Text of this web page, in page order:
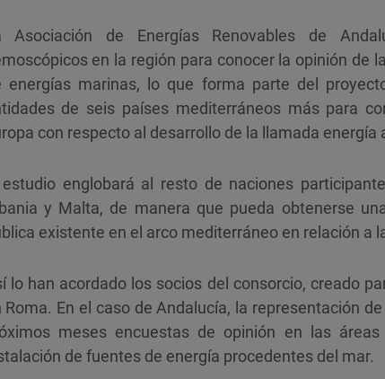
Asociación de Energías Renovables de
en la región para conocer la opinión de
energías marinas, lo que forma parte del
de seis países mediterráneos más para
con respecto al desarrollo de la llamada energía
estudio englobará al resto de naciones
y Malta, de manera que pueda obtenerse
existente en el arco mediterráneo en relación a
lo han acordado los socios del consorcio, creado
Roma. En el caso de Andalucía, la representación
meses encuestas de opinión en las
de fuentes de energía procedentes del mar.